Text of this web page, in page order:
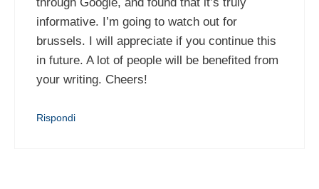
informative. I’m going to watch out for
brussels. I will appreciate if you continue this
in future. A lot of people will be benefited from
your writing. Cheers!
Rispondi